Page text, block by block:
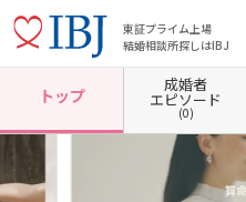
東証プライム上場
結婚相談所探しはIBJ
ホーム 長野県の結婚相談所 長野県飯田市
トップ
成婚者
エピソード
(0)